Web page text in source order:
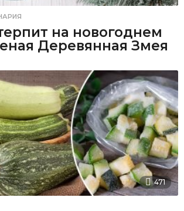
на новогоднем
Деревянная Змея
471